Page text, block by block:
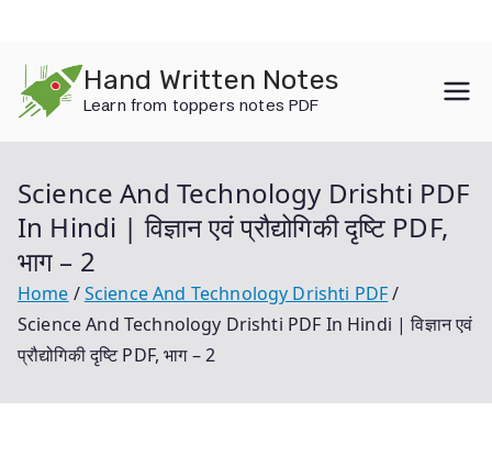
content
Hand Written Notes
Learn from toppers notes PDF
Science And Technology Drishti PDF
In Hindi | विज्ञान एवं प्रौद्योगिकी दृष्टि PDF,
भाग – 2
Home
Science And Technology Drishti PDF
Science And Technology Drishti PDF In Hindi | विज्ञान एवं
प्रौद्योगिकी दृष्टि PDF, भाग – 2